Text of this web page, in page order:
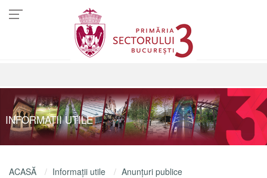
INFORMAŢII UTILE
ACASĂ Informaţii utile
Anunţuri publice